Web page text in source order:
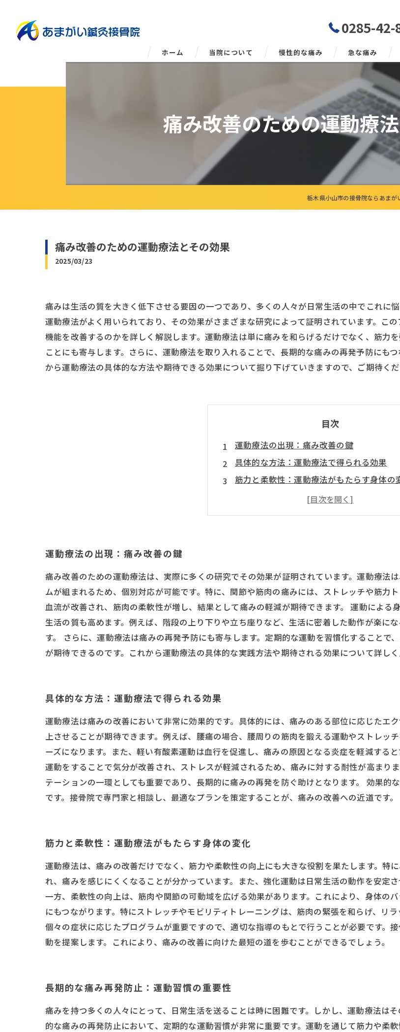
0285-42-
ホーム 当院について 慢性的な痛み 急な痛み
痛み改善のための運動療
栃木県小山市の接骨院ならあまが
痛み改善のための運動療法とその効果
2025/03/23
痛みは生活の質を大きく低下させる要因の一つであり、多くの人々が日常生活の中でこれに
運動療法がよく用いられており、その効果がさまざまな研究によって証明されています。こ
機能を改善するのかを詳しく解説します。運動療法は単に痛みを和らげるだけでなく、筋力
ことにも寄与します。さらに、運動療法を取り入れることで、長期的な痛みの再発予防にも
から運動療法の具体的な方法や期待できる効果について掘り下げていきますので、ご期待くだ
目次
運動療法の出現：痛み改善の鍵
具体的な方法：運動療法で得られる効果
筋力と柔軟性：運動療法がもたらす身体の
長期的な痛み再発防止：運動習慣の重要性
実績と研究：運動療法の効果を裏付けるデ
運動療法の出現：痛み改善の鍵
痛み改善のための運動療法は、実際に多くの研究でその効果が証明されています。運動療法
ムが組まれるため、個別対応が可能です。特に、関節や筋肉の痛みには、ストレッチや筋力
血流が改善され、筋肉の柔軟性が増し、結果として痛みの軽減が期待できます。 運動によ
生活の質も高めます。例えば、階段の上り下りや立ち座りなど、生活に密着した動作が楽に
す。 さらに、運動療法は痛みの再発予防にも寄与します。定期的な運動を習慣化することで
が期待できるのです。これから運動療法の具体的な実践方法や期待される効果について詳しく
具体的な方法：運動療法で得られる効果
運動療法は痛みの改善において非常に効果的です。具体的には、痛みのある部位に応じたエ
上させることが期待できます。例えば、腰痛の場合、腰周りの筋肉を鍛える運動やストレッ
ーズになります。また、軽い有酸素運動は血行を促進し、痛みの原因となる炎症を軽減する
運動をすることで気分が改善され、ストレスが軽減されるため、痛みに対する耐性が高まり
テーションの一環としても重要であり、長期的に痛みの再発を防ぐ助けとなります。 効果的
です。接骨院で専門家と相談し、最適なプランを策定することが、痛みの改善への近道です。
筋力と柔軟性：運動療法がもたらす身体の変化
運動療法は、痛みの改善だけでなく、筋力や柔軟性の向上にも大きな役割を果たします。特
れ、痛みを感じにくくなることが分かっています。また、強化運動は日常生活の動作を安定
一方、柔軟性の向上は、筋肉や関節の可動域を広げる効果があります。これにより、身体の
にもつながります。特にストレッチやモビリティトレーニングは、筋肉の緊張を和らげ、リ
個々の症状に応じたプログラムが重要ですので、適切な指導のもとで行うことが必要です。
動を提案します。これにより、痛みの改善に向けた最短の道を歩むことができるでしょう。
長期的な痛み再発防止：運動習慣の重要性
痛みを持つ多くの人々にとって、日常生活を送ることは時に困難です。しかし、運動療法は
的な痛みの再発防止において、定期的な運動習慣が非常に重要です。運動を通じて筋力や柔